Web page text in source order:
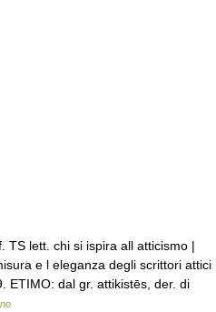
TS lett. chi si ispira all atticismo |
e l eleganza degli scrittori attici
ETIMO: dal gr. attikistēs, der. di